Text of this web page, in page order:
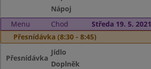
Nápoj
Menu
Chod
Středa 19. 5. 2021
Přesnídávka (8:30 - 8:45)
Přesnídávka
Jídlo
Doplněk